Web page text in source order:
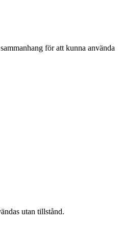
för att kunna använda
utan tillstånd.